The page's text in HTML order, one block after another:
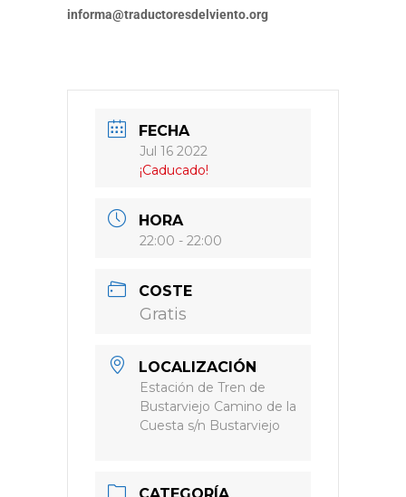
informa@traductoresdelviento.org
FECHA
Jul 16 2022
¡Caducado!
HORA
22:00 - 22:00
COSTE
Gratis
LOCALIZACIÓN
Estación de Tren de
Bustarviejo Camino de la
Cuesta s/n Bustarviejo